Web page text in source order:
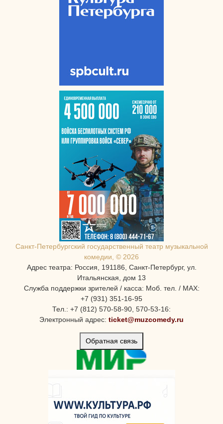
Санкт-Петербургcкий государственный театр музыкальной
комедии, © 2026
Адрес театра: Россия, 191186, Санкт-Петербург, ул.
Итальянская, дом 13
Служба поддержки зрителей / касса: Моб. тел. / MAX:
+7 (931) 351-16-95
Тел.: +7 (812) 570-58-90, 570-53-16:
Электронный адрес: ticket@muzcomedy.ru
Обратная связь